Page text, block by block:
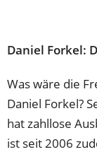
Daniel Forkel:
Was wäre die
Daniel Forkel?
hat zahllose
ist seit 2006